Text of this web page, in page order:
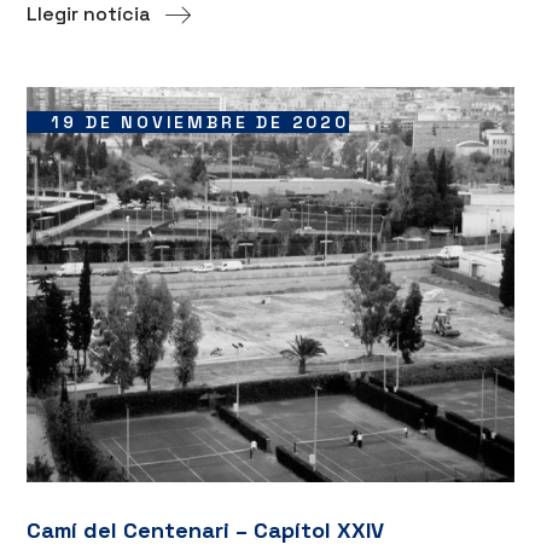
Llegir notícia
19 DE NOVIEMBRE DE 2020
Camí del Centenari – Capítol XXIV